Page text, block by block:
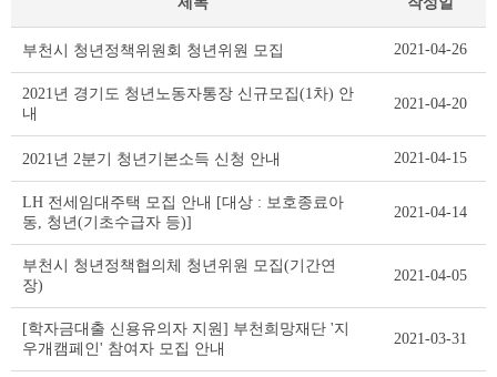
사
항
스
테
이
부천시 청년정책위원회 청년위원 모집 2021-04-26
2021년 경기도 청년노동자통장 신규모집(1차) 안
내
2021-04-20
2021년 2분기 청년기본소득 신청 안내 2021-04-15
LH 전세임대주택 모집 안내 [대상 : 보호종료아
동, 청년(기초수급자 등)]
2021-04-14
부천시 청년정책협의체 청년위원 모집(기간연
장)
2021-04-05
[학자금대출 신용유의자 지원] 부천희망재단 '지
우개캠페인' 참여자 모집 안내
2021-03-31